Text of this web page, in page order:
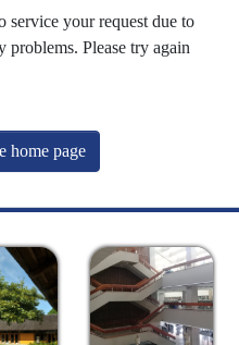
service your request due to
problems. Please try again
home page